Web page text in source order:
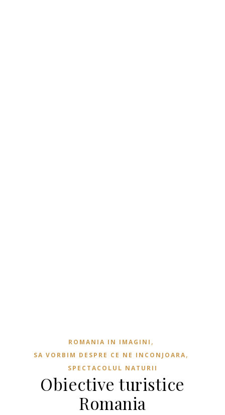
ROMANIA IN IMAGINI ,
SA VORBIM DESPRE CE NE INCONJOARA,
SPECTACOLUL NATURII
Obiective turistice
Romania